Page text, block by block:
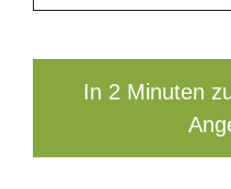
In 2 Minuten